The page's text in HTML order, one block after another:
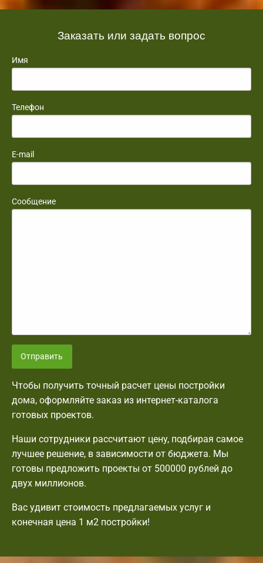
Заказать или задать вопрос
Имя
Телефон
E-mail
Сообщение
Отправить
Чтобы получить точный расчет цены постройки
дома, оформляйте заказ из интернет-каталога
готовых проектов.
Наши сотрудники рассчитают цену, подбирая самое
лучшее решение, в зависимости от бюджета. Мы
готовы предложить проекты от 500000 рублей до
двух миллионов.
Вас удивит стоимость предлагаемых услуг и
конечная цена 1 м2 постройки!